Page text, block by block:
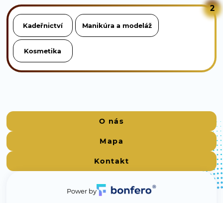
2
Kadeřnictví Manikúra a modeláž
Kosmetika
O nás
Mapa
Kontakt
Power by